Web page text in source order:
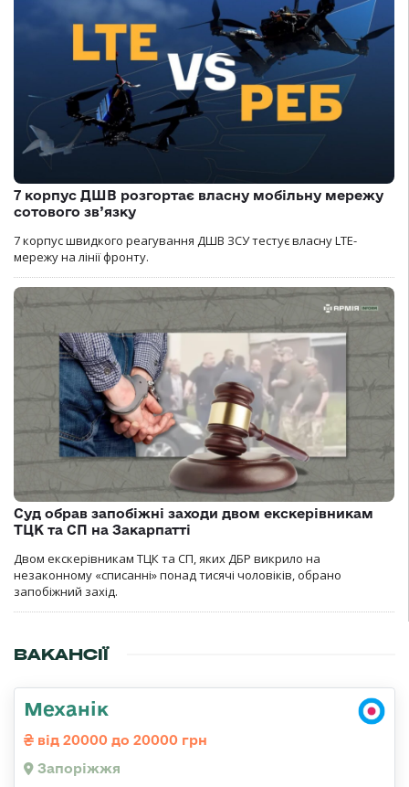
7 корпус ДШВ розгортає власну мобільну мережу
сотового зв’язку
7 корпус швидкого реагування ДШВ ЗСУ тестує власну LTE-
мережу на лінії фронту.
Суд обрав запобіжні заходи двом екскерівникам
ТЦК та СП на Закарпатті
Двом екскерівникам ТЦК та СП, яких ДБР викрило на
незаконному «списанні» понад тисячі чоловіків, обрано
запобіжний захід.
ВАКАНСІЇ
Механік
від 20000 до 20000 грн
Запоріжжя